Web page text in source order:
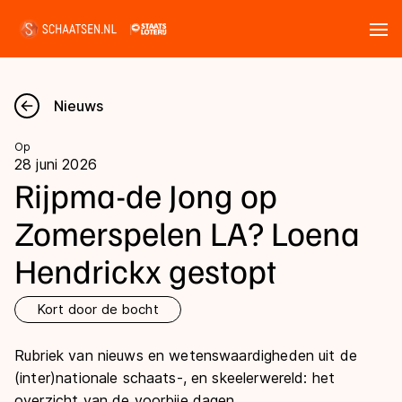
Nieuws
Kalender
Disciplines
Marathon
Langebaan
Inlineskaten
Uitslagen
Shorttrack
Marathon
Tijden & historie
Ranglijsten Langebaan
Nieuws
Op
28 juni 2026
Rijpma-de Jong op
Zomerspelen LA? Loena
Hendrickx gestopt
Kort door de bocht
Rubriek van nieuws en wetenswaardigheden uit de
(inter)nationale schaats-, en skeelerwereld: het